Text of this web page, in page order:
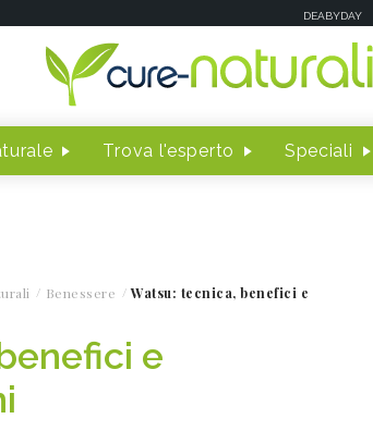
DEABYDAY
Trova l'esperto Speciali
Benessere
Watsu: tecnica, benefici e
e